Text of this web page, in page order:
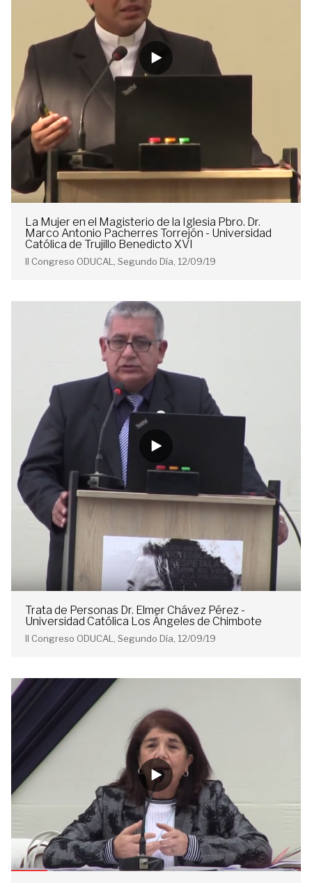
La Mujer en el Magisterio de la Iglesia Pbro. Dr.
Marco Antonio Pacherres Torrejón - Universidad
Católica de Trujillo Benedicto XVI
II Congreso ODUCAL, Segundo Día, 12/09/19
Trata de Personas Dr. Elmer Chávez Pérez -
Universidad Católica Los Ángeles de Chimbote
II Congreso ODUCAL, Segundo Día, 12/09/19